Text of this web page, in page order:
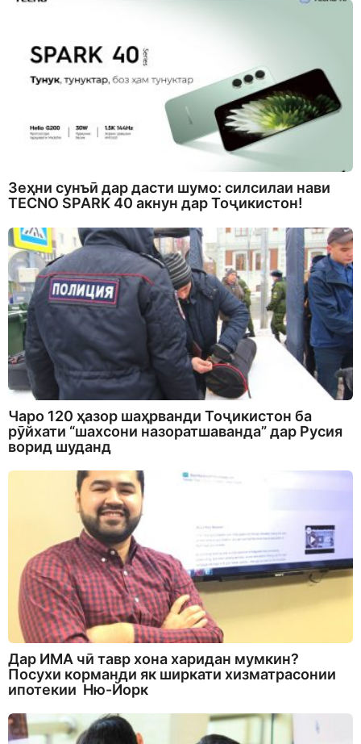
Зеҳни сунъӣ дар дасти шумо: силсилаи нави
TECNO SPARK 40 акнун дар Тоҷикистон!
Чаро 120 ҳазор шаҳрванди Тоҷикистон ба
рӯйхати “шахсони назоратшаванда” дар Русия
ворид шуданд
Дар ИМА чӣ тавр хона харидан мумкин?
Посухи корманди як ширкати хизматрасонии
ипотекии Ню-Йорк